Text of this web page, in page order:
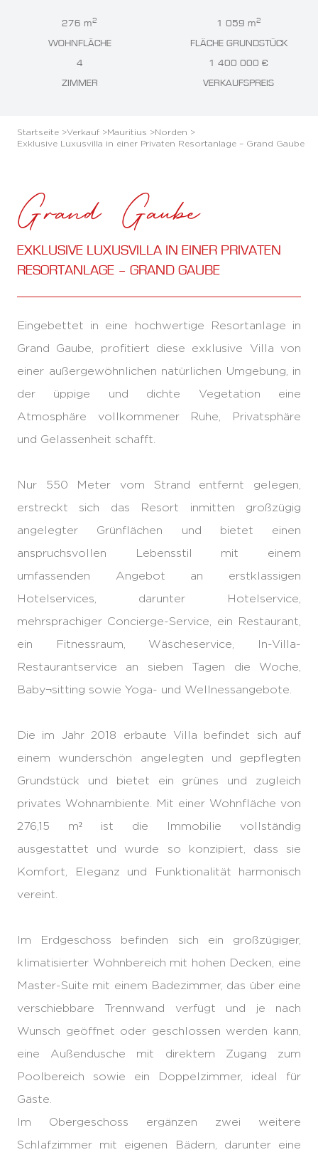
276 m2
WOHNFLÄCHE
1 059 m2
FLÄCHE GRUNDSTÜCK
4
ZIMMER
1 400 000 €
VERKAUFSPREIS
Startseite >Verkauf >Mauritius >Norden >
Exklusive Luxusvilla in einer Privaten Resortanlage – Grand Gaube
Grand Gaube
EXKLUSIVE LUXUSVILLA IN EINER PRIVATEN
RESORTANLAGE – GRAND GAUBE
Eingebettet in eine hochwertige Resortanlage in
Grand Gaube, profitiert diese exklusive Villa von
einer außergewöhnlichen natürlichen Umgebung, in
der üppige und dichte Vegetation eine
Atmosphäre vollkommener Ruhe, Privatsphäre
und Gelassenheit schafft.
Nur 550 Meter vom Strand entfernt gelegen,
erstreckt sich das Resort inmitten großzügig
angelegter Grünflächen und bietet einen
anspruchsvollen Lebensstil mit einem
umfassenden Angebot an erstklassigen
Hotelservices, darunter Hotelservice,
mehrsprachiger Concierge-Service, ein Restaurant,
ein Fitnessraum, Wäscheservice, In-Villa-
Restaurantservice an sieben Tagen die Woche,
Baby¬sitting sowie Yoga- und Wellnessangebote.
Die im Jahr 2018 erbaute Villa befindet sich auf
einem wunderschön angelegten und gepflegten
Grundstück und bietet ein grünes und zugleich
privates Wohnambiente. Mit einer Wohnfläche von
276,15 m² ist die Immobilie vollständig
ausgestattet und wurde so konzipiert, dass sie
Komfort, Eleganz und Funktionalität harmonisch
vereint.
Im Erdgeschoss befinden sich ein großzügiger,
klimatisierter Wohnbereich mit hohen Decken, eine
Master-Suite mit einem Badezimmer, das über eine
verschiebbare Trennwand verfügt und je nach
Wunsch geöffnet oder geschlossen werden kann,
eine Außendusche mit direktem Zugang zum
Poolbereich sowie ein Doppelzimmer, ideal für
Gäste.
Im Obergeschoss ergänzen zwei weitere
Schlafzimmer mit eigenen Bädern, darunter eine